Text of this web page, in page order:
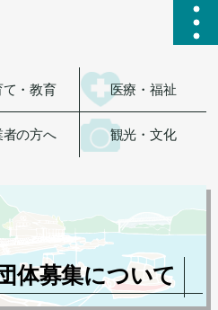
ハ
て・教育 医療・福祉
者の方へ 観光・文化
体募集について